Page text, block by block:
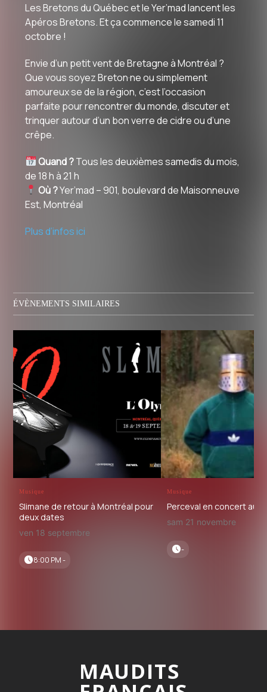
Les Bretons du Québec et le Yer’mad lancent les
Apéros Bretons. Et ça commence le samedi 11
octobre !
Envie d’un petit vent de Bretagne à Montréal ?
Que vous soyez Breton·ne ou simplement
amoureux·se de la région, c’est l’occasion
parfaite pour rencontrer du monde, discuter et
trinquer autour d’un bon verre de cidre ou d’une
crêpe.
Quand ?Tous les deuxièmes samedis du mois,
de 18 h à 21 h
Où ?Yer’mad – 901, boulevard de Maisonneuve
Est, Montréal
Plus d’infos ici
ÉVÈNEMENTS SIMILAIRES
Musique
Slimane de retour à Montréal pour
deux dates
ven 18 septembre
8:00 PM -
Musique
Perceval en concert au
sam 21 novembre
-
MAUDITS